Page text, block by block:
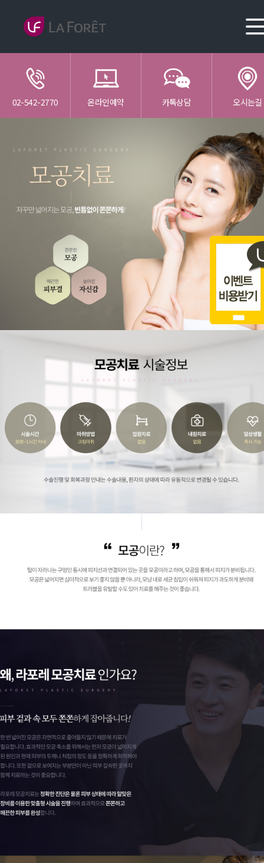
02-542-2770 온라인예약 카톡상담 오시는길